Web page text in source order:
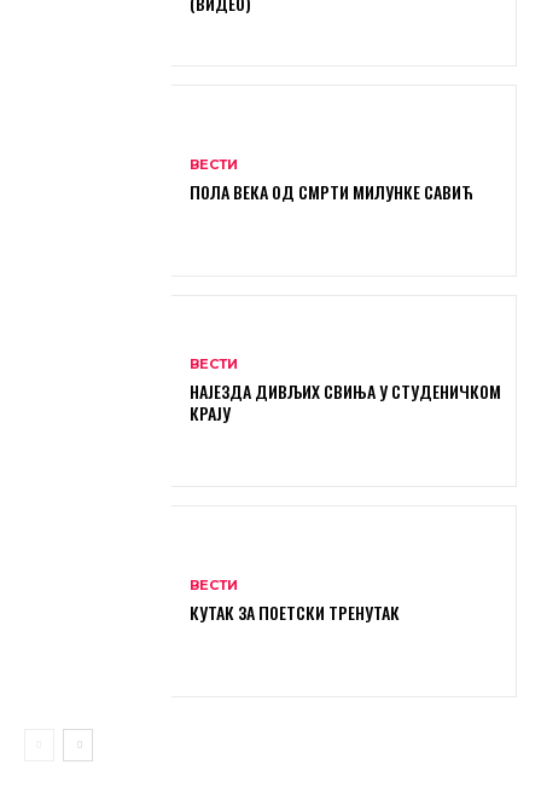
ВЕСТИ
ПОЛА ВЕКА ОД СМРТИ МИЛУНКЕ САВИЋ
ВЕСТИ
НАЈЕЗДА ДИВЉИХ СВИЊА У СТУДЕНИЧКОМ
КРАЈУ
ВЕСТИ
КУТАК ЗА ПОЕТСКИ ТРЕНУТАК